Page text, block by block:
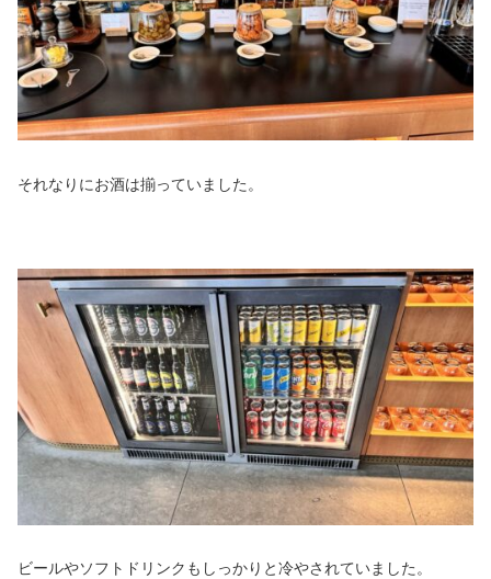
それなりにお酒は揃っていました。
ビールやソフトドリンクもしっかりと冷やされていました。